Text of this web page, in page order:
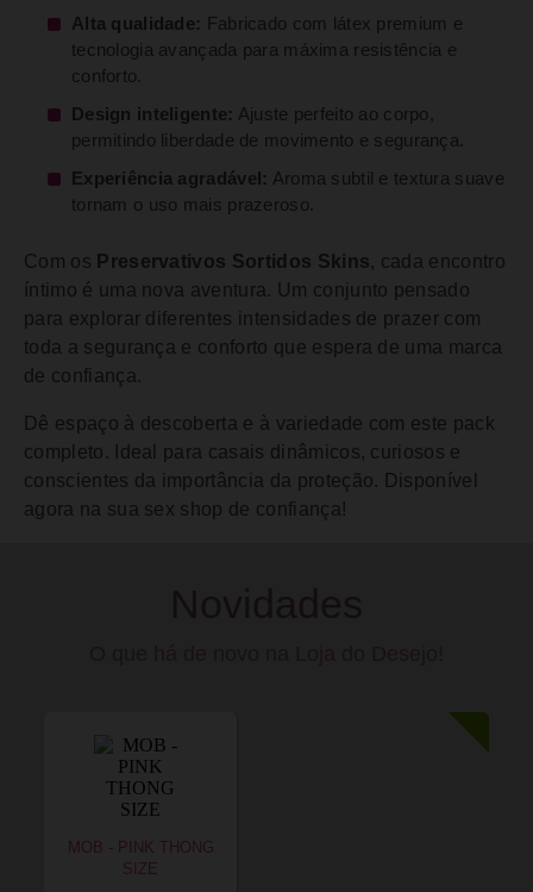
Alta qualidade:
Fabricado com látex premium e
tecnologia avançada para máxima resistência e
conforto.
Design inteligente: Ajuste perfeito ao corpo,
permitindo liberdade de movimento e segurança.
Experiência agradável: Aroma subtil e textura suave
tornam o uso mais prazeroso.
Com os Preservativos Sortidos Skins, cada encontro
íntimo é uma nova aventura. Um conjunto pensado
para explorar diferentes intensidades de prazer com
toda a segurança e conforto que espera de uma marca
de confiança.
Dê espaço à descoberta e à variedade com este pack
completo. Ideal para casais dinâmicos, curiosos e
conscientes da importância da proteção. Disponível
agora na sua sex shop de confiança!
MOB - PINK THONG
SIZE